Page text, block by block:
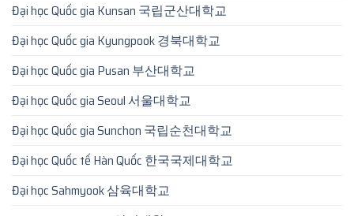
Đại học Quốc gia Kunsan 국립군산대학교
Đại học Quốc gia Kyungpook 경북대학교
Đại học Quốc gia Pusan 부산대학교
Đại học Quốc gia Seoul 서울대학교
Đại học Quốc gia Sunchon 국립순천대학교
Đại học Quốc tế Hàn Quốc 한국국제대학교
Đại học Sahmyook 삼육대학교